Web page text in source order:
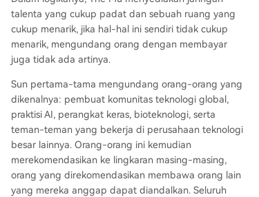
talenta yang cukup padat dan sebuah ruang yang
cukup menarik, jika hal-hal ini sendiri tidak cukup
menarik, mengundang orang dengan membayar
juga tidak ada artinya.
Sun pertama-tama mengundang orang-orang yang
dikenalnya: pembuat komunitas teknologi global,
praktisi AI, perangkat keras, bioteknologi, serta
teman-teman yang bekerja di perusahaan teknologi
besar lainnya. Orang-orang ini kemudian
merekomendasikan ke lingkaran masing-masing,
orang yang direkomendasikan membawa orang lain
yang mereka anggap dapat diandalkan. Seluruh